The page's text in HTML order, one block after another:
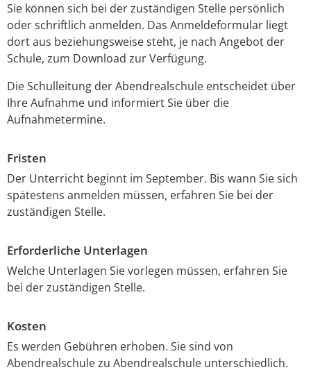
Sie können sich bei der zuständigen Stelle persönlich
oder schriftlich anmelden. Das Anmeldeformular liegt
dort aus beziehungsweise steht, je nach Angebot der
Schule, zum Download zur Verfügung.
Die Schulleitung der Abendrealschule entscheidet über
Ihre Aufnahme und informiert Sie über die
Aufnahmetermine.
Fristen
Der Unterricht beginnt im September. Bis wann Sie sich
spätestens anmelden müssen, erfahren Sie bei der
zuständigen Stelle.
Erforderliche Unterlagen
Welche Unterlagen Sie vorlegen müssen, erfahren Sie
bei der zuständigen Stelle.
Kosten
Es werden Gebühren erhoben. Sie sind von
Abendrealschule zu Abendrealschule unterschiedlich.